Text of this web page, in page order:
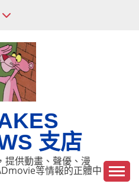
支店
提供動畫、聲優、漫
等情報的正體中